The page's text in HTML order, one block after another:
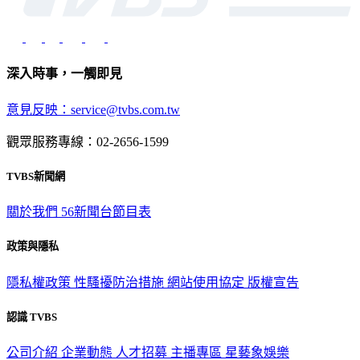
深入時事，一觸即見
意見反映：service@tvbs.com.tw
觀眾服務專線：02-2656-1599
TVBS新聞網
關於我們56新聞台節目表
政策與隱私
隱私權政策性騷擾防治措施網站使用協定版權宣告
認識 TVBS
公司介紹企業動態人才招募主播專區星藝象娛樂